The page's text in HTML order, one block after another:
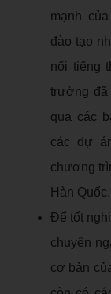
mạnh
đào tạo
nổi tiếng
trường đã
qua các
các dự
chương
Hàn Quốc.
Để tốt
chuyên
cơ bản